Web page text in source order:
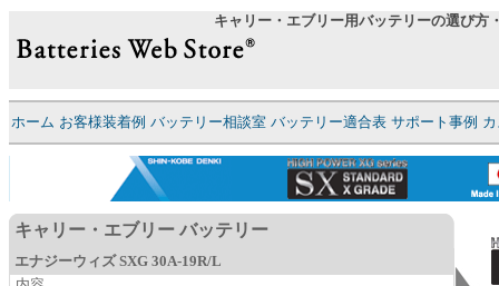
キャリー・エブリー用バッテリーの選び方
ホーム お客様装着例 バッテリー相談室 バッテリー適合表 サポート事例
キャリー・エブリー バッテリー
エナジーウィズ SXG 30A-19R/L